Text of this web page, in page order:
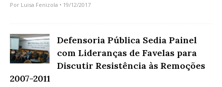
Por Luisa Fenizola • 19/12/2017
Defensoria Pública Sedia Painel
com Lideranças de Favelas para
Discutir Resistência às Remoções
2007-2011